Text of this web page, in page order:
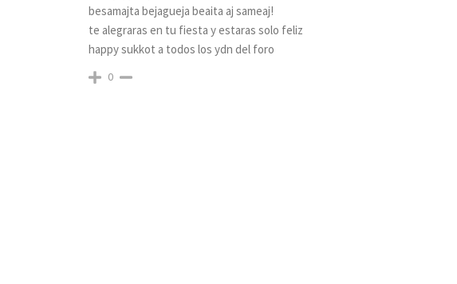
besamajta bejagueja beaita aj sameaj!
te alegraras en tu fiesta y estaras solo feliz
happy sukkot a todos los ydn del foro
0